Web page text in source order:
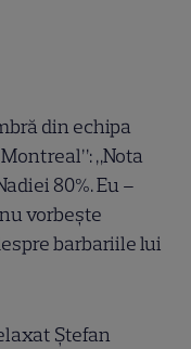
din echipa
„Nota
80%. Eu –
nu vorbește
barbariile lui
Ștefan